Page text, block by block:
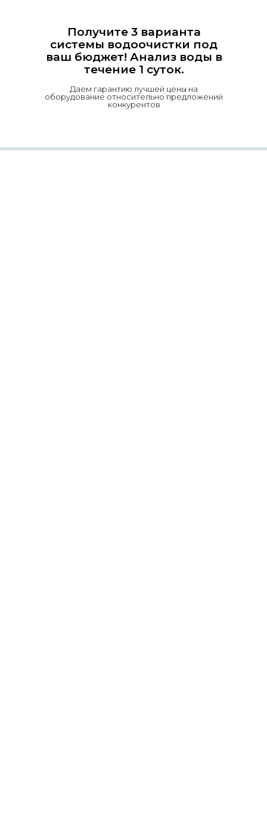
Даем гарантию лучшей цены на
оборудование относительно предложений
конкурентов
Получите 3 варианта
системы водоочистки под
ваш бюджет! Анализ воды в
течение 1 суток.